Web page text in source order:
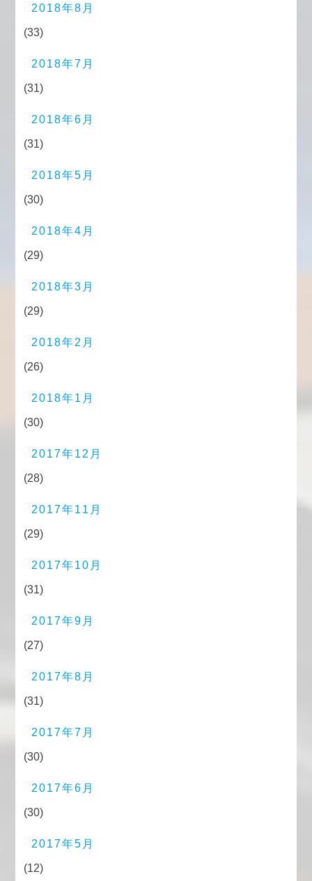
2018年8月
(33)
2018年7月
(31)
2018年6月
(31)
2018年5月
(30)
2018年4月
(29)
2018年3月
(29)
2018年2月
(26)
2018年1月
(30)
2017年12月
(28)
2017年11月
(29)
2017年10月
(31)
2017年9月
(27)
2017年8月
(31)
2017年7月
(30)
2017年6月
(30)
2017年5月
(12)